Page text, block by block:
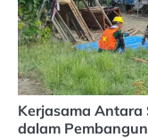
Kerjasama Antara
dalam